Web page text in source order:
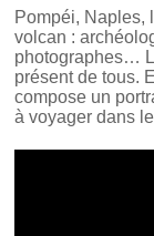
Pompéi, Naples,
volcan :
photographes…
présent de tous.
compose un
à voyager dans